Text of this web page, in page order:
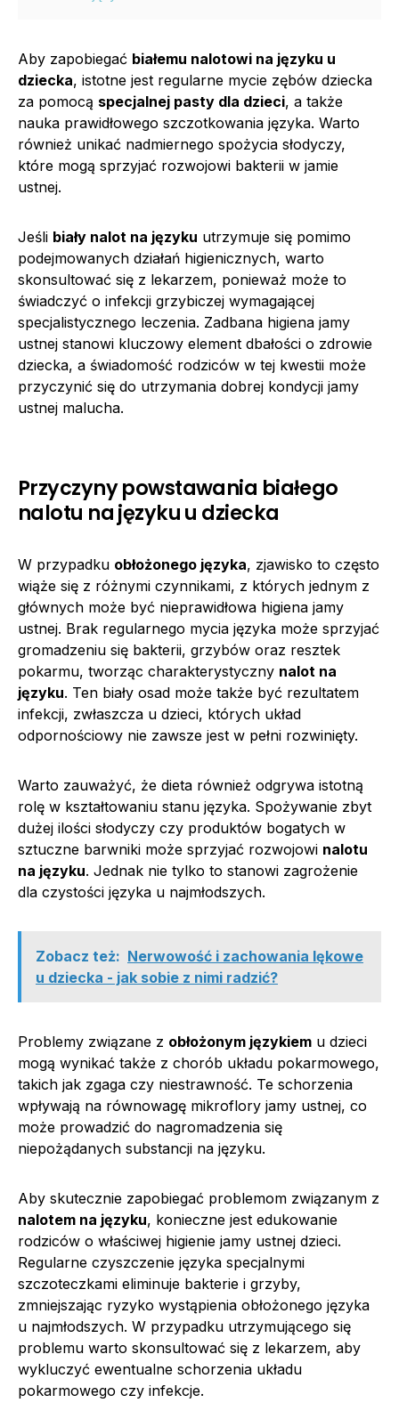
Aby zapobiegać białemu nalotowi na języku u
dziecka, istotne jest regularne mycie zębów dziecka
za pomocą specjalnej pasty dla dzieci, a także
nauka prawidłowego szczotkowania języka. Warto
również unikać nadmiernego spożycia słodyczy,
które mogą sprzyjać rozwojowi bakterii w jamie
ustnej.
Jeśli biały nalot na języku utrzymuje się pomimo
podejmowanych działań higienicznych, warto
skonsultować się z lekarzem, ponieważ może to
świadczyć o infekcji grzybiczej wymagającej
specjalistycznego leczenia. Zadbana higiena jamy
ustnej stanowi kluczowy element dbałości o zdrowie
dziecka, a świadomość rodziców w tej kwestii może
przyczynić się do utrzymania dobrej kondycji jamy
ustnej malucha.
Przyczyny powstawania białego
nalotu na języku u dziecka
W przypadku obłożonego języka, zjawisko to często
wiąże się z różnymi czynnikami, z których jednym z
głównych może być nieprawidłowa higiena jamy
ustnej. Brak regularnego mycia języka może sprzyjać
gromadzeniu się bakterii, grzybów oraz resztek
pokarmu, tworząc charakterystyczny nalot na
języku. Ten biały osad może także być rezultatem
infekcji, zwłaszcza u dzieci, których układ
odpornościowy nie zawsze jest w pełni rozwinięty.
Warto zauważyć, że dieta również odgrywa istotną
rolę w kształtowaniu stanu języka. Spożywanie zbyt
dużej ilości słodyczy czy produktów bogatych w
sztuczne barwniki może sprzyjać rozwojowi nalotu
na języku. Jednak nie tylko to stanowi zagrożenie
dla czystości języka u najmłodszych.
Zobacz też: Nerwowość i zachowania lękowe
u dziecka - jak sobie z nimi radzić?
Problemy związane z obłożonym językiem u dzieci
mogą wynikać także z chorób układu pokarmowego,
takich jak zgaga czy niestrawność. Te schorzenia
wpływają na równowagę mikroflory jamy ustnej, co
może prowadzić do nagromadzenia się
niepożądanych substancji na języku.
Aby skutecznie zapobiegać problemom związanym z
nalotem na języku, konieczne jest edukowanie
rodziców o właściwej higienie jamy ustnej dzieci.
Regularne czyszczenie języka specjalnymi
szczoteczkami eliminuje bakterie i grzyby,
zmniejszając ryzyko wystąpienia obłożonego języka
u najmłodszych. W przypadku utrzymującego się
problemu warto skonsultować się z lekarzem, aby
wykluczyć ewentualne schorzenia układu
pokarmowego czy infekcje.